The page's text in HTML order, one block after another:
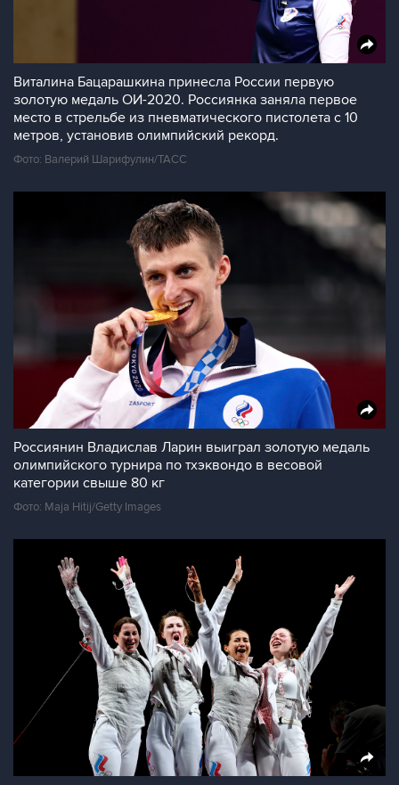
Виталина Бацарашкина принесла России первую
золотую медаль ОИ-2020. Россиянка заняла первое
место в стрельбе из пневматического пистолета с 10
метров, установив олимпийский рекорд.
Фото: Валерий Шарифулин/ТАСС
Россиянин Владислав Ларин выиграл золотую медаль
олимпийского турнира по тхэквондо в весовой
категории свыше 80 кг
Фото: Maja Hitij/Getty Images